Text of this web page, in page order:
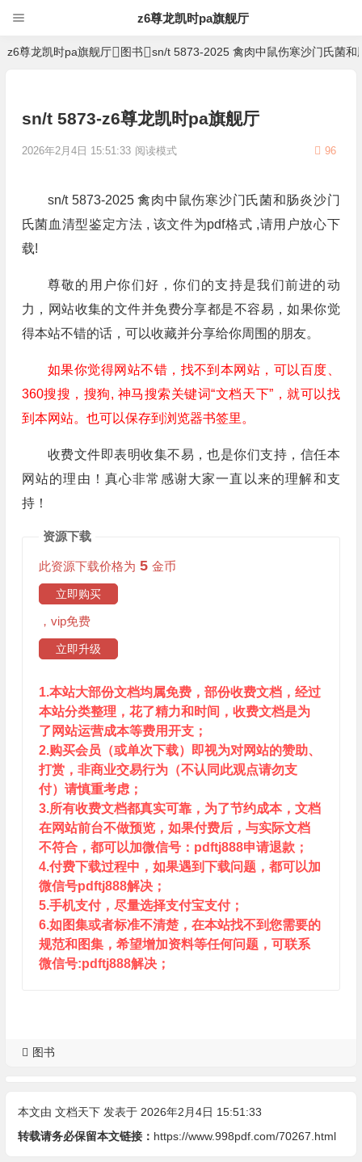
z6尊龙凯时pa旗舰厅
z6尊龙凯时pa旗舰厅 图书 sn/t 5873-2025 禽肉中鼠伤寒沙门氏菌
sn/t 5873-z6尊龙凯时pa旗舰厅
2026年2月4日 15:51:33 96
阅读模式
sn/t 5873-2025 禽肉中鼠伤寒沙门氏菌和肠炎沙门
氏菌血清型鉴定方法 , 该文件为pdf格式 ,请用户放心下
载!
尊敬的用户你们好，你们的支持是我们前进的动
力，网站收集的文件并免费分享都是不容易，如果你觉
得本站不错的话，可以收藏并分享给你周围的朋友。
如果你觉得网站不错，找不到本网站，可以百度、
360搜搜，搜狗, 神马搜索关键词“文档天下”，就可以找
到本网站。也可以保存到浏览器书签里。
收费文件即表明收集不易，也是你们支持，信任本
网站的理由！真心非常感谢大家一直以来的理解和支
持！
资源下载
此资源下载价格为 5 金币
立即购买
，vip免费
立即升级
1.本站大部份文档均属免费，部份收费文档，经过
本站分类整理，花了精力和时间，收费文档是为
了网站运营成本等费用开支；
2.购买会员（或单次下载）即视为对网站的赞助、
打赏，非商业交易行为（不认同此观点请勿支
付）请慎重考虑；
3.所有收费文档都真实可靠，为了节约成本，文档
在网站前台不做预览，如果付费后，与实际文档
不符合，都可以加微信号：pdftj888申请退款；
4.付费下载过程中，如果遇到下载问题，都可以加
微信号pdftj888解决；
5.手机支付，尽量选择支付宝支付；
6.如图集或者标准不清楚，在本站找不到您需要的
规范和图集，希望增加资料等任何问题，可联系
微信号:pdftj888解决；
图书
本文由 文档天下发表于 2026年2月4日 15:51:33
转载请务必保留本文链接： https://www.998pdf.com/70267.html